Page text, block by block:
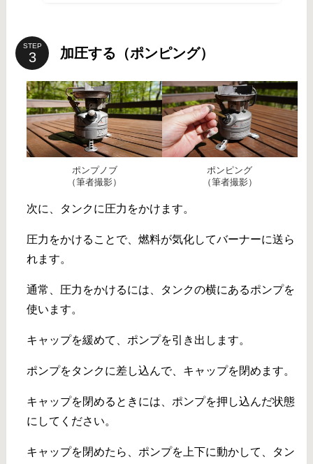
STEP 加圧する（ポンピング）
ポンプノブ
（筆者撮影）
ポンピング
（筆者撮影）
次に、タンクに圧力をかけます。
圧力をかけることで、燃料が気化してバーナーに送ら
れます。
通常、圧力をかけるには、タンクの横にあるポンプを
使います。
キャップを緩めて、ポンプを引き出します。
ポンプをタンクに差し込んで、キャップを閉めます。
キャップを閉めるときには、ポンプを押し込んだ状態
にしてください。
キャップを閉めたら、ポンプを上下に動かして、タン